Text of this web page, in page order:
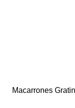
Macarrones